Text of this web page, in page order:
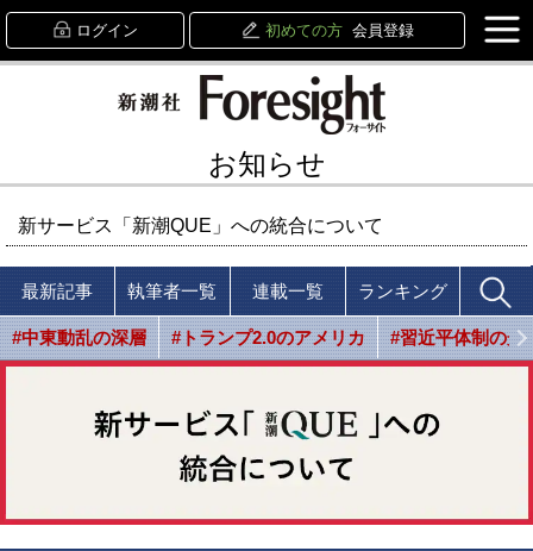
ログイン 初めての方 会員登録
お知らせ
新サービス「新潮QUE」への統合について
最新記事 執筆者一覧 連載一覧 ランキング
#中東動乱の深層 #トランプ2.0のアメリカ #習近平体制の光